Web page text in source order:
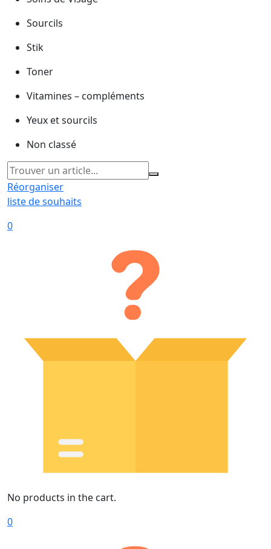
Sourcils
Stik
Toner
Vitamines – compléments
Yeux et sourcils
Non classé
Réorganiser
liste de souhaits
0
No products in the cart.
0